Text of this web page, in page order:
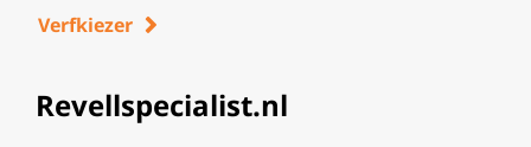
Verfkiezer
Revellspecialist.nl